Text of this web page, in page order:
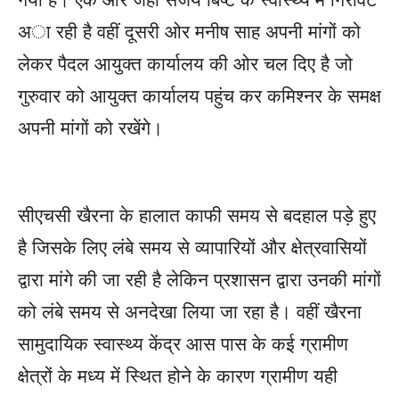
अा रही है वहीं दूसरी ओर मनीष साह अपनी मांगों को
लेकर पैदल आयुक्त कार्यालय की ओर चल दिए है जो
गुरुवार को आयुक्त कार्यालय पहुंच कर कमिश्नर के समक्ष
अपनी मांगों को रखेंगे।
सीएचसी खैरना के हालात काफी समय से बदहाल पड़े हुए
है जिसके लिए लंबे समय से व्यापारियों और क्षेत्रवासियों
द्वारा मांगे की जा रही है लेकिन प्रशासन द्वारा उनकी मांगों
को लंबे समय से अनदेखा लिया जा रहा है। वहीं खैरना
सामुदायिक स्वास्थ्य केंद्र आस पास के कई ग्रामीण
क्षेत्रों के मध्य में स्थित होने के कारण ग्रामीण यही